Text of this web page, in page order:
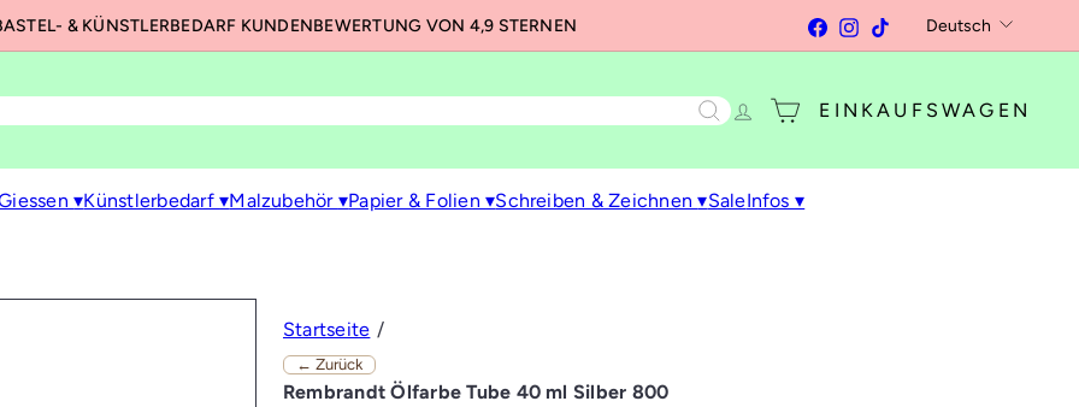
& KÜNSTLERBEDARF KUNDENBEWERTUNG VON 4,9 STERNEN Facebook
Instagram
TikTokSprache
Deutsch
EINKAUFSWAGEN
▾Künstlerbedarf▾Malzubehör ▾Papier & Folien▾Schreiben & Zeichnen▾SaleInfos ▾
Startseite
← Zurück
Rembrandt Ölfarbe Tube 40 ml Silber 800